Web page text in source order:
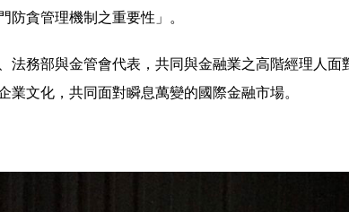
防貪管理機制之重要性」。
法務部與金管會代表，共同與金融業之高階經理人
業文化，共同面對瞬息萬變的國際金融市場。